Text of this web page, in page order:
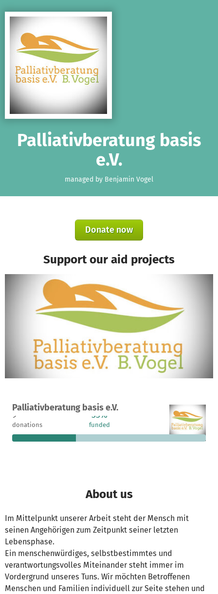
Palliativberatung basis
e.V.
managed by Benjamin Vogel
Donate now
Support our aid projects
Palliativberatung basis e.V.
A project in Herne, Germany
9
donations
33%
funded
€10,012
still needed
About us
Im Mittelpunkt unserer Arbeit steht der Mensch mit
seinen Angehörigen zum Zeitpunkt seiner letzten
Lebensphase.
Ein menschenwürdiges, selbstbestimmtes und
verantwortungsvolles Miteinander steht immer im
Vordergrund unseres Tuns. Wir möchten Betroffenen
Menschen und Familien individuell zur Seite stehen und